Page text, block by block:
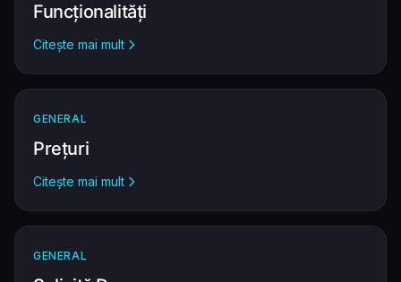
Funcționalități
Citește mai mult
GENERAL
Prețuri
Citește mai mult
GENERAL